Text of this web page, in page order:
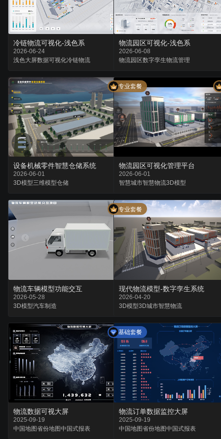
冷链物流可视化-浅色系
2026-06-24
浅色大屏数据可视化冷链物流
物流园区可视化-浅色系
2026-06-08
物流园区数字孪生物流管理
专业套餐
设备机械零件智慧仓储系统
2026-06-01
3D模型三维模型仓储
物流园区可视化管理平台
2026-06-01
智慧城市智慧物流3D模型
专业套餐
物流车辆模型功能交互
2026-05-28
3D模型汽车制造
现代物流模型-数字孪生系统
2026-04-20
3D模型3D城市智慧物流
基础套餐
物流数据可视大屏
2025-09-19
中国地图省份地图中国式报表
物流订单数据监控大屏
2025-09-19
中国地图省份地图中国式报表